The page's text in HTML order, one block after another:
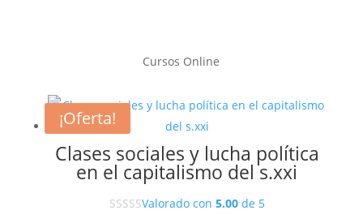
Cursos Online
Clases sociales y lucha política
en el capitalismo del s.xxi
Valorado con 5.00de 5
¡Oferta!